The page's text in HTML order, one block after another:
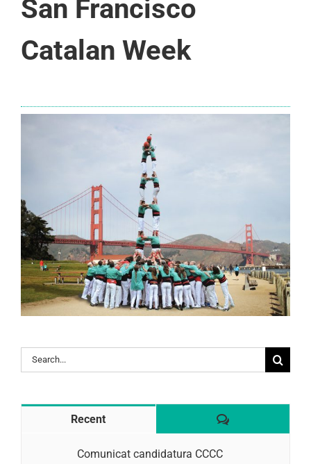
San Francisco
Catalan Week
Search
for:
Recent Comentaris
Comunicat candidatura CCCC